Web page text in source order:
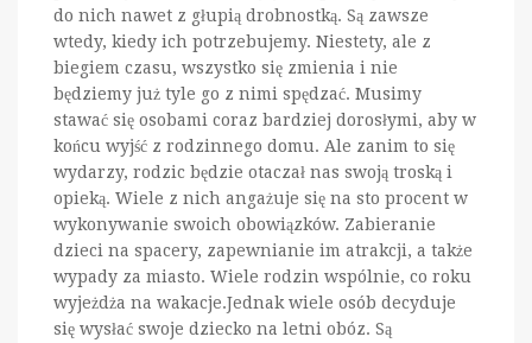
do nich nawet z głupią drobnostką. Są zawsze
wtedy, kiedy ich potrzebujemy. Niestety, ale z
biegiem czasu, wszystko się zmienia i nie
będziemy już tyle go z nimi spędzać. Musimy
stawać się osobami coraz bardziej dorosłymi, aby w
końcu wyjść z rodzinnego domu. Ale zanim to się
wydarzy, rodzic będzie otaczał nas swoją troską i
opieką. Wiele z nich angażuje się na sto procent w
wykonywanie swoich obowiązków. Zabieranie
dzieci na spacery, zapewnianie im atrakcji, a także
wypady za miasto. Wiele rodzin wspólnie, co roku
wyjeżdża na wakacje.Jednak wiele osób decyduje
się wysłać swoje dziecko na letni obóz. Są